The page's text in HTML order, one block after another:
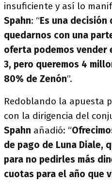
insuficiente y así lo
Spahn: “Es una decisión
quedarnos con una
oferta podemos vender
3, pero queremos 4
80% de Zenón”.
Redoblando la apuesta
con la dirigencia del
Spahn añadió: “
de pago de Luna Diale,
para no pedirles más
cuotas para el año que